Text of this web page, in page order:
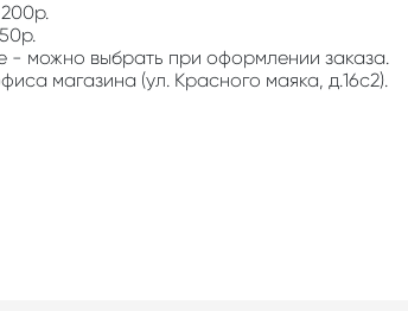
- можно выбрать при оформлении заказа.
магазина (ул. Красного маяка, д.16с2).